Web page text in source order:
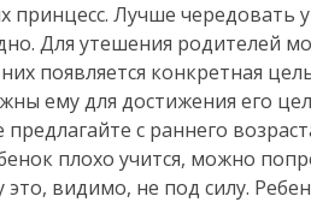
принцесс. Лучше чередовать
Для утешения родителей
появляется конкретная
ему для достижения его
с раннего
плохо учится, можно
это, видимо, не под силу.